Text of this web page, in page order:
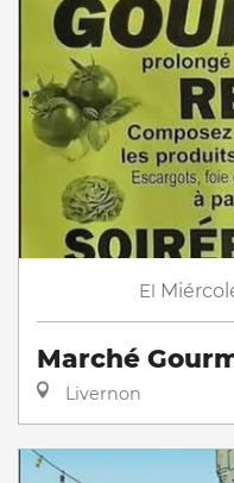
El
Marché
Livernon